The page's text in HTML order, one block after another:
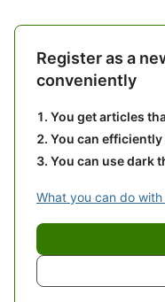
Register as a
conveniently
You get articles
You can
You can use dark
What you can do